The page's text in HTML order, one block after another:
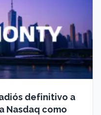
definitivo a
Nasdaq como